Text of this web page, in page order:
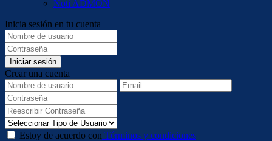
Noti ADMON
Inicia sesión en tu cuenta
Iniciar sesión
Crear una cuenta
Estoy de acuerdo con Términos y condiciones